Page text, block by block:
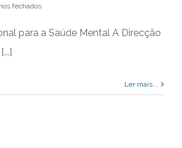
fechadosem
site
sobre
para a Saúde Mental A Direcção
Ler mais...